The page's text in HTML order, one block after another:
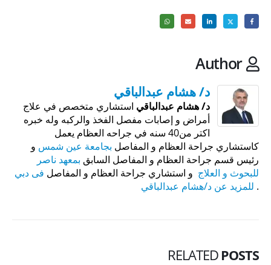
Author
د/ هشام عبدالباقي
د/ هشام عبدالباقي استشاري متخصص في علاج
أمراض و إصابات مفصل الفخذ والركبه وله خبره
اكتر من40 سنه في جراحه العظام يعمل
كاستشاري جراحة العظام و المفاصل بجامعة عين شمس و
رئيس قسم جراحة العظام و المفاصل السابق بمعهد ناصر
للبحوث و العلاج و استشاري جراحة العظام و المفاصل فى دبي
. للمزيد عن د/هشام عبدالباقي
RELATED POSTS